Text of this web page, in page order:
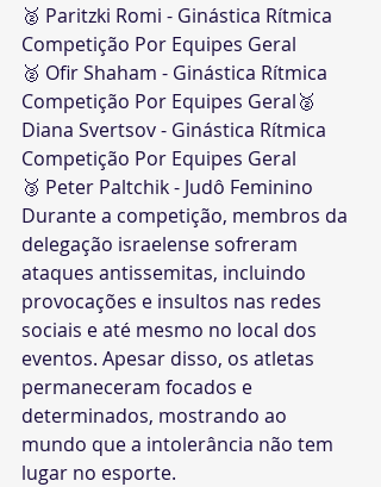
🥈 Paritzki Romi - Ginástica Rítmica
Competição Por Equipes Geral
🥈 Ofir Shaham - Ginástica Rítmica
Competição Por Equipes Geral🥈
Diana Svertsov - Ginástica Rítmica
Competição Por Equipes Geral
🥉 Peter Paltchik - Judô Feminino
​Durante a competição, membros da
delegação israelense sofreram
ataques antissemitas, incluindo
provocações e insultos nas redes
sociais e até mesmo no local dos
eventos. Apesar disso, os atletas
permaneceram focados e
determinados, mostrando ao
mundo que a intolerância não tem
lugar no esporte.